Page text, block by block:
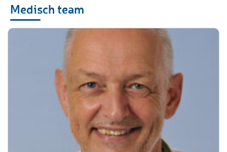
Medisch team